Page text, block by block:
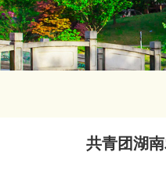
共青团湖